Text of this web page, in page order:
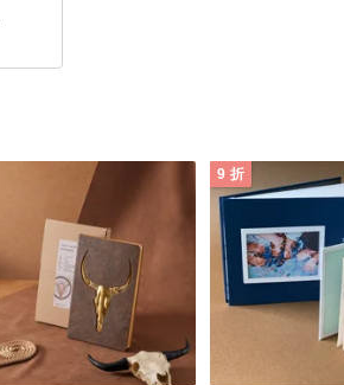
9 折